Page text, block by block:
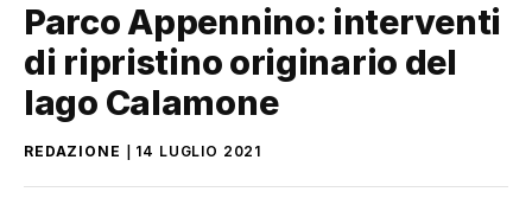
Parco Appennino: interventi
di ripristino originario del
lago Calamone
REDAZIONE 14 LUGLIO 2021